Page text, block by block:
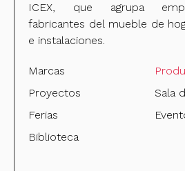
ICEX, que agrupa
fabricantes del mueble de
e instalaciones.
Marcas
Proyectos
Sala
Ferias
Biblioteca